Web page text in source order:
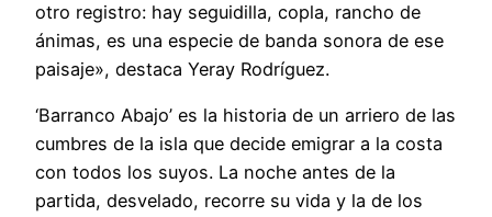
otro registro: hay seguidilla, copla, rancho de
ánimas, es una especie de banda sonora de ese
paisaje», destaca Yeray Rodríguez.
‘Barranco Abajo’ es la historia de un arriero de las
cumbres de la isla que decide emigrar a la costa
con todos los suyos. La noche antes de la
partida, desvelado, recorre su vida y la de los